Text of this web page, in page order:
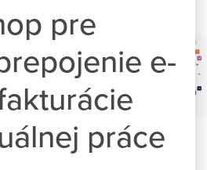
pre
e-
práce